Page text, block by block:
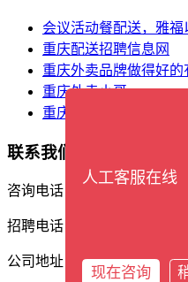
会议活动餐配送，雅
重庆配送招聘信息网
重庆外卖品牌做得好的
重庆外卖小哥
重庆餐饮食材批发市场
联系我们
咨询电话：17338388561
招聘电话：13609402162
公司地址：重庆市渝北区石
人工客服在线
现在咨询